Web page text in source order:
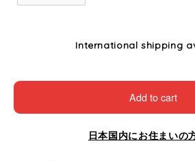
International shipping
Add to cart
日本国内にお住まいの